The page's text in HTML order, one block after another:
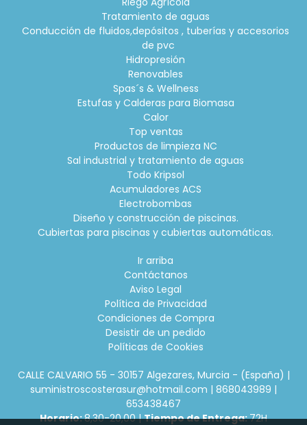
Tratamiento de aguas
Conducción de fluidos,depósitos , tuberías y accesorios
de pvc
Hidropresión
Renovables
Spas´s & Wellness
Estufas y Calderas para Biomasa
Calor
Top ventas
Productos de limpieza NC
Sal industrial y tratamiento de aguas
Todo Kripsol
Acumuladores ACS
Electrobombas
Diseño y construcción de piscinas.
Cubiertas para piscinas y cubiertas automáticas.
Ir arriba
Contáctanos
Aviso Legal
Política de Privacidad
Condiciones de Compra
Desistir de un pedido
Políticas de Cookies
CALLE CALVARIO 55 - 30157 Algezares, Murcia - (España) |
suministroscosterasur@hotmail.com | 868043989 |
653438467
Horario:8,30-20,00 |Tiempo de Entrega:72H